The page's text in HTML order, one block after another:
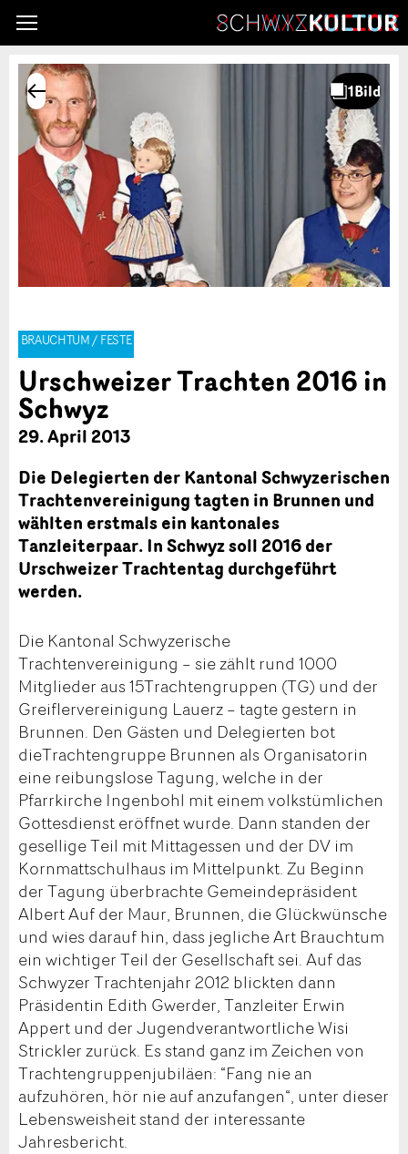
BRAUCHTUM / FESTE
Urschweizer Trachten 2016 in
Schwyz
29. April 2013
Die Delegierten der Kantonal Schwyzerischen
Trachtenvereinigung tagten in Brunnen und
wählten erstmals ein kantonales
Tanzleiterpaar. In Schwyz soll 2016 der
Urschweizer Trachtentag durchgeführt
werden.
Die Kantonal Schwyzerische
Trachtenvereinigung – sie zählt rund 1000
Mitglieder aus 15Trachtengruppen (TG) und der
Greiflervereinigung Lauerz – tagte gestern in
Brunnen. Den Gästen und Delegierten bot
dieTrachtengruppe Brunnen als Organisatorin
eine reibungslose Tagung, welche in der
Pfarrkirche Ingenbohl mit einem volkstümlichen
Gottesdienst eröffnet wurde. Dann standen der
gesellige Teil mit Mittagessen und der DV im
Kornmattschulhaus im Mittelpunkt. Zu Beginn
der Tagung überbrachte Gemeindepräsident
Albert Auf der Maur, Brunnen, die Glückwünsche
und wies darauf hin, dass jegliche Art Brauchtum
ein wichtiger Teil der Gesellschaft sei. Auf das
Schwyzer Trachtenjahr 2012 blickten dann
Präsidentin Edith Gwerder, Tanzleiter Erwin
Appert und der Jugendverantwortliche Wisi
Strickler zurück. Es stand ganz im Zeichen von
Trachtengruppenjubiläen: “Fang nie an
aufzuhören, hör nie auf anzufangen“, unter dieser
Lebensweisheit stand der interessante
Jahresbericht.